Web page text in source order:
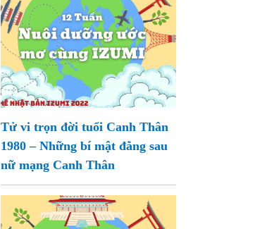
Tử vi trọn đời tuổi Canh Thân
1980 – Những bí mật đằng sau
nữ mạng Canh Thân